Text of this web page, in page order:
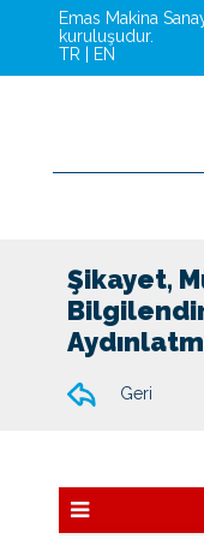
Emas Makina
kuruluşudur.
TR
EN
Şikayet,
Geri